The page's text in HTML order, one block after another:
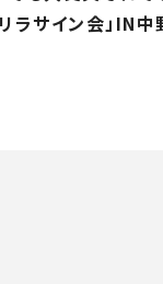
ラサイン会」IN中